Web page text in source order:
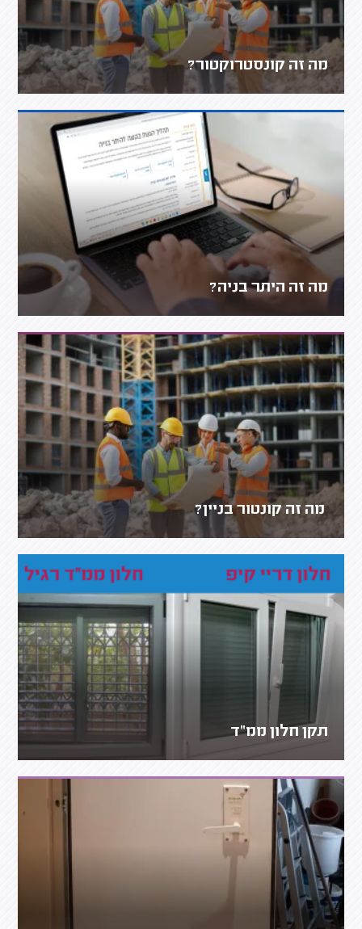
מה זה קונסטרוקטור?
מה זה היתר בניה?
מה זה קונטור בניין?
תקן חלון ממ"ד